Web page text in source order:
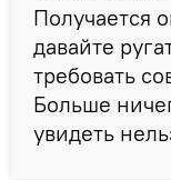
Получается
давайте
требовать
Больше
увидеть